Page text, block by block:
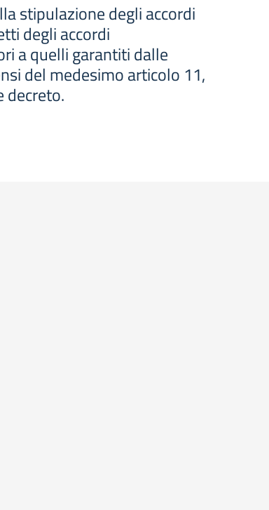
stipulazione degli accordi
degli accordi
a quelli garantiti dalle
del medesimo articolo 11,
decreto.